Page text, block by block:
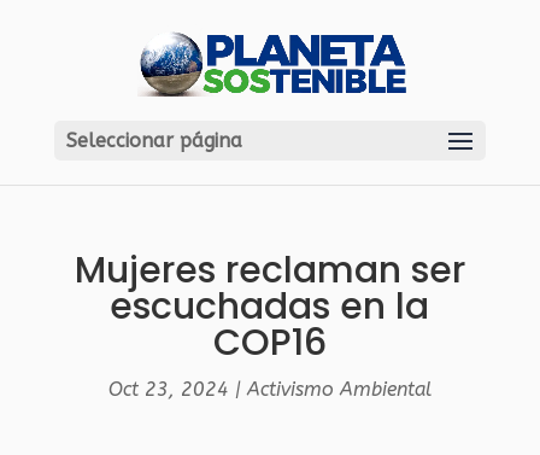
Seleccionar página
Mujeres reclaman ser
escuchadas en la
COP16
Oct 23, 2024 |Activismo Ambiental